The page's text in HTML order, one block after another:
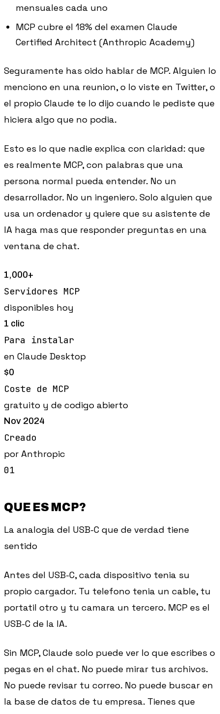
mensuales cada uno
MCP cubre el 18% del examen Claude
Certified Architect (Anthropic Academy)
Seguramente has oido hablar de MCP. Alguien lo
menciono en una reunion, o lo viste en Twitter, o
el propio Claude te lo dijo cuando le pediste que
hiciera algo que no podia.
Esto es lo que nadie explica con claridad: que
es realmente MCP, con palabras que una
persona normal pueda entender. No un
desarrollador. No un ingeniero. Solo alguien que
usa un ordenador y quiere que su asistente de
IA haga mas que responder preguntas en una
ventana de chat.
1,000+
Servidores MCP
disponibles hoy
1 clic
Para instalar
en Claude Desktop
$0
Coste de MCP
gratuito y de codigo abierto
Nov 2024
Creado
por Anthropic
QUE ES MCP?
La analogia del USB-C que de verdad tiene
sentido
Antes del USB-C, cada dispositivo tenia su
propio cargador. Tu telefono tenia un cable, tu
portatil otro y tu camara un tercero. MCP es el
USB-C de la IA.
Sin MCP, Claude solo puede ver lo que escribes o
pegas en el chat. No puede mirar tus archivos.
No puede revisar tu correo. No puede buscar en
la base de datos de tu empresa. Tienes que